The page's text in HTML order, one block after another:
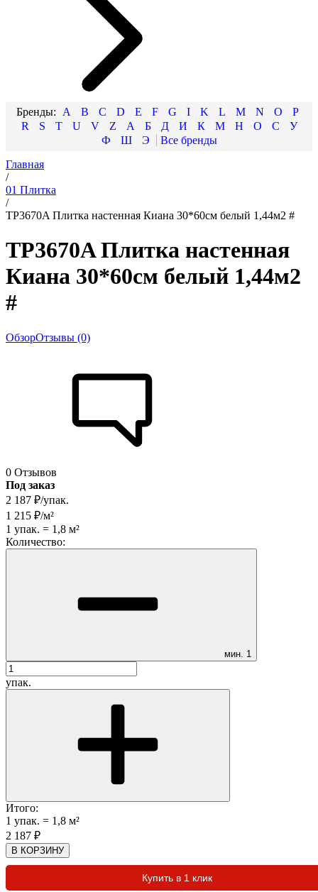
A B C D E F G I K L M N O
P
R
S T U V Z А Б Д И К М Н О С
У
Ф
Ш
Э
Главная
/
01 Плитка
/
TP3670A Плитка настенная Киана 30*60см белый 1,44м2 #
TP3670A Плитка настенная
Киана 30*60см белый 1,44м2
#
ОбзорОтзывы (0)
0 Отзывов
Под заказ
2 187 ₽/упак.
1 215 ₽/м²
1 упак. = 1,8 м²
Количество:
мин. 1
упак.
Итого:
1 упак. = 1,8 м²
2 187 ₽
В КОРЗИНУ
Купить в 1 клик